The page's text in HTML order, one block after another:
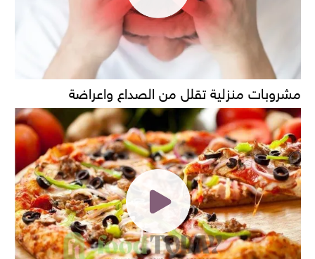
مشروبات منزلية تقلل من الصداع واعراضة